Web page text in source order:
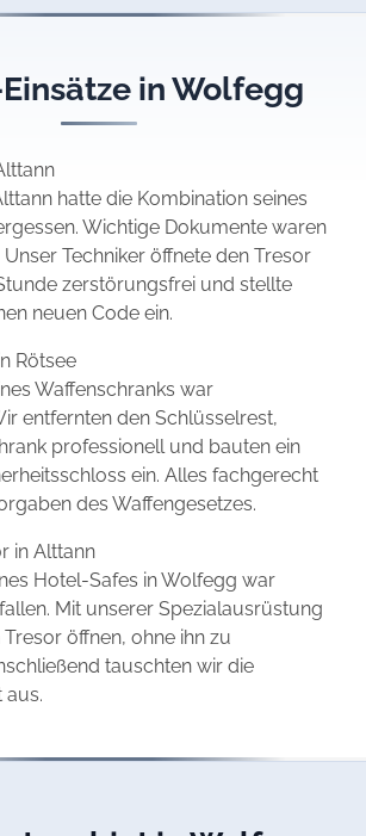
in Wolfegg
hatte die Kombination seines
Wichtige Dokumente waren
Techniker öffnete den Tresor
zerstörungsfrei und stellte
neuen Code ein.
Rötsee
Waffenschranks war
entfernten den Schlüsselrest,
professionell und bauten ein
ein. Alles fachgerecht
des Waffengesetzes.
in Alttann
Hotel-Safes in Wolfegg war
Mit unserer Spezialausrüstung
öffnen, ohne ihn zu
tauschten wir die
aus.